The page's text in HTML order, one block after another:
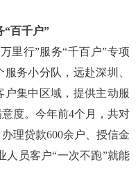
“百千户”
行”服务“千百户”专项
务小分队，远赴深圳、
户集中区域，提供主动服
度。今年前4个月，共对
理贷款600余户、授信金
人员客户“一次不跑”就能